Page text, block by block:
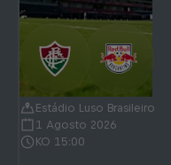
Estádio Luso Brasileiro
1 Agosto 2026
KO 15:00